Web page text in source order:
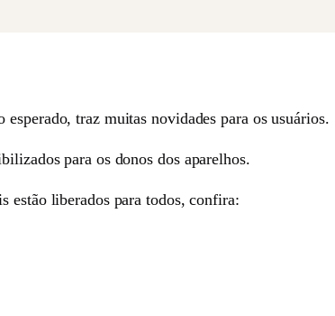
traz muitas novidades para os usuários.
para os donos dos aparelhos.
estão liberados para todos, confira: